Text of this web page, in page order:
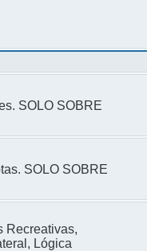
SOLO SOBRE
SOLO SOBRE
Recreativas,
Lógica